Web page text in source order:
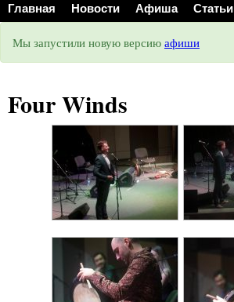
Главная Новости Афиша Статьи
Мы запустили новую версию афиши
Four Winds